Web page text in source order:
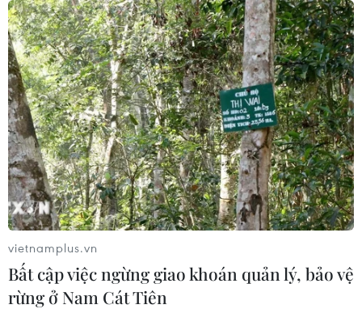
Bộ Công Thương công bố báo cáo về xuất
nhập khẩu Việt Nam năm 2016
29/03/2017 07:15
Báo cáo xuất nhập khẩu Việt Nam năm 2016 được xây
dựng từ nguồn thông tin chính thức về tình hình xuất
nhập khẩu của từng nhóm ngành hàng, từng thị trường.
vietnamplus.vn
Bất cập việc ngừng giao khoán quản lý, bảo vệ
rừng ở Nam Cát Tiên